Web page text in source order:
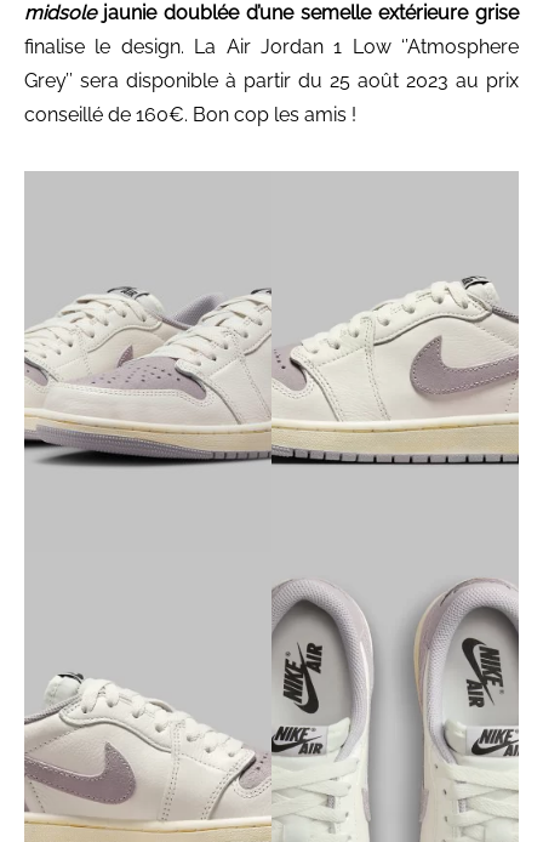
midsolejaunie doublée d’une semelle extérieure grise
finalise le design. La Air Jordan 1 Low ‘’Atmosphere
Grey’’ sera disponible à partir du 25 août 2023 au prix
conseillé de 160€. Bon cop les amis !